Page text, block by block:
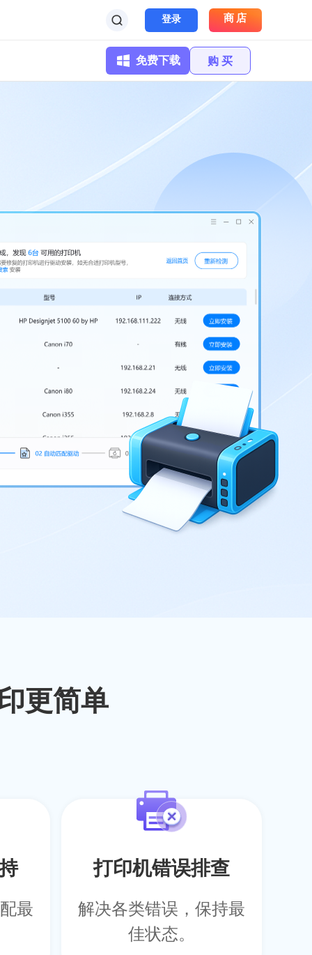
登录 商店
免费下载 购 买
更简单
最
打印机错误排查
解决各类错误，保持最
佳状态。